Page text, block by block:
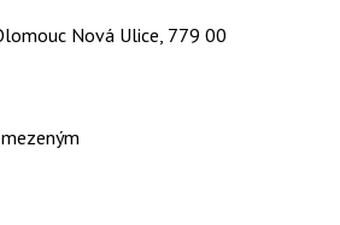
Nová Ulice, 779 00